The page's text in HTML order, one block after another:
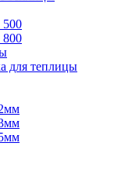
500
800
для теплицы